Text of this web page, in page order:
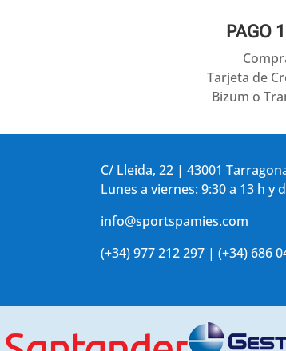
PAGO
Tarjeta de
Bizum o
C/ Lleida, 22 | 43001
Lunes a viernes: 9:30 a 13 h y
info@sportspamies.com
(+34) 977 212 297 | (+34) 686